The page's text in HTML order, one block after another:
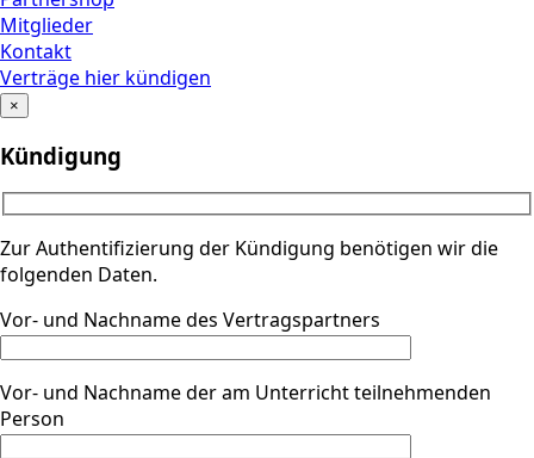
Mitglieder
Kontakt
Verträge hier kündigen
×
Kündigung
Zur Authentifizierung der Kündigung benötigen wir die
folgenden Daten.
Vor- und Nachname des Vertragspartners
Vor- und Nachname der am Unterricht teilnehmenden
Person